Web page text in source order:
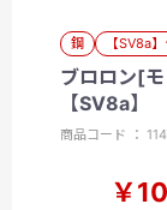
鋼 【SV8a
ブロロン[
【SV8a】
商品コード ：
￥